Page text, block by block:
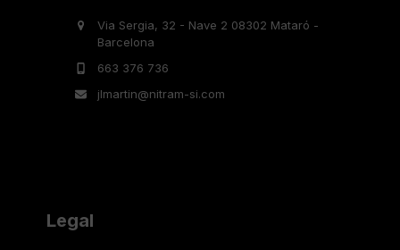
Via Sergia, 32 - Nave 2 08302 Mataró -
Barcelona
663 376 736
jlmartin@nitram-si.com
Legal